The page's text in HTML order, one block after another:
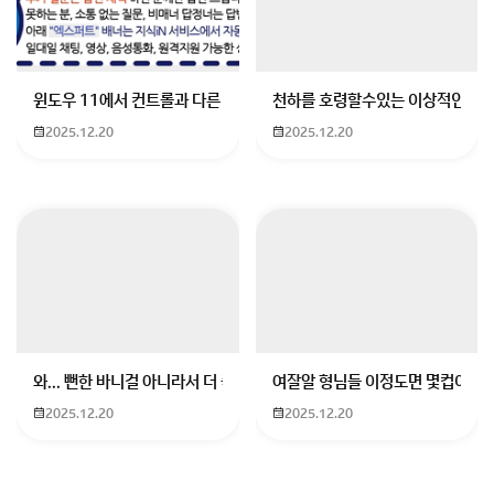
윈도우 11에서 컨트롤과 다른 키가 같이 안눌림 게임을 하는 중에 컨트
2025.12.20
천하를 호령할수있는 이상적인 몸
2025.12.20
와... 뻔한 바니걸 아니라서 더 좋음
2025.12.20
여잘알 형님들 이정도면 몇컵이에
2025.12.20